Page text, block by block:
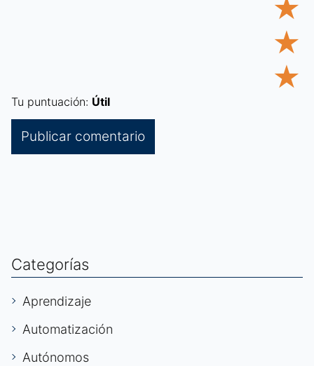
★
★
★
Tu puntuación: Útil
Categorías
Aprendizaje
Automatización
Autónomos